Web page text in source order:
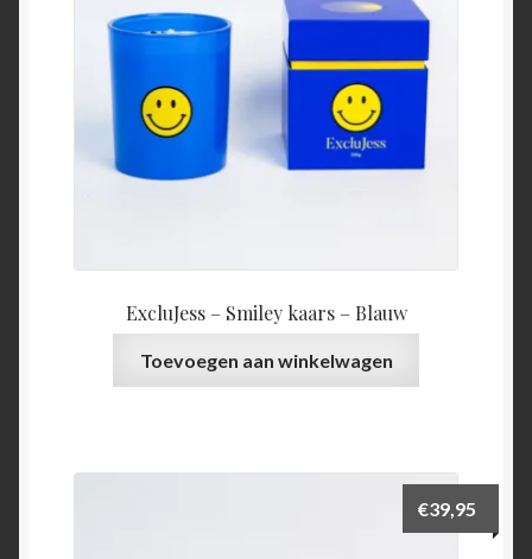
ExcluJess – Smiley kaars – Blauw
Toevoegen aan winkelwagen
€39,95